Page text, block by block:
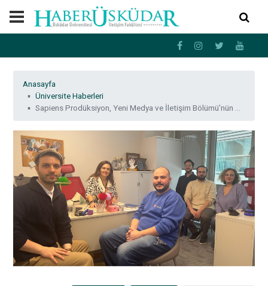
Anasayfa
Üniversite Haberleri
Sapiens Prodüksiyon, Yeni Medya ve İletişim Bölümü'nün dış paydaşları arasına katıldı